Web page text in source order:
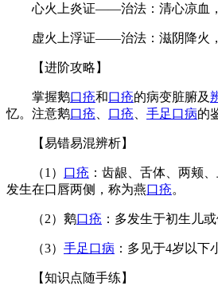
心火上炎证——治法：清心凉血
虚火上浮证——治法：滋阴降火
【进阶攻略】
掌握鹅口疮和口疮的病变脏腑及
忆。注意鹅口疮 口疮 手足口病的
【易错易混辨析】
（1） 口疮 ：齿龈、舌体、两颊
发生在口唇两侧，称为燕口疮。
（2）鹅口疮 ：多发生于初生儿
（3） 手足口病 ：多见于4岁以
【知识点随手练】